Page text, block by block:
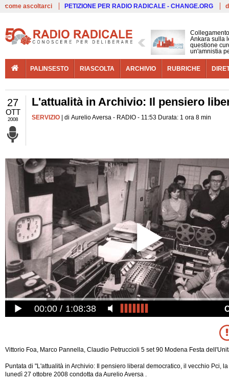
come ascoltarci PETIZIONE PER RADIO RADICALE - CHANGE.ORG
Ankara sulla
questione
un'amnistia
PALINSESTO RIASCOLTA ARCHIVIO RUBRICHE
27
OTT
2008
L'attualità in Archivio: Il pensiero
SERVIZIO | di Aurelio Aversa - RADIO - 11:53 Durata: 1 ora 8 min
00:00 1:08:38
Vittorio Foa, Marco Pannella, Claudio Petruccioli 5 set 90 Modena Festa
Puntata di "L'attualità in Archivio: Il pensiero liberal democratico, il vecchio Pci,
lunedì 27 ottobre 2008 condotta da Aurelio Aversa .